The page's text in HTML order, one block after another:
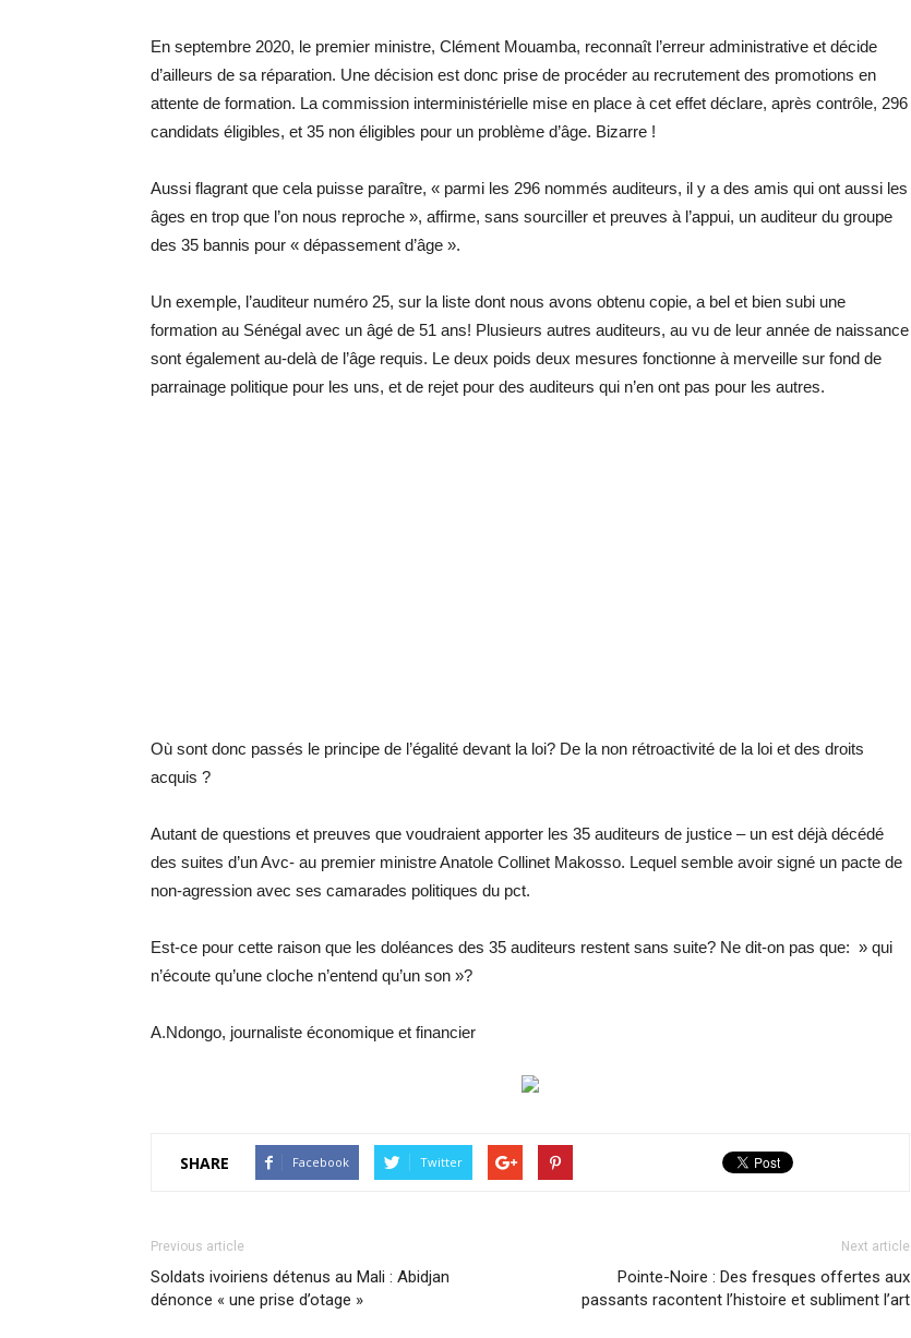
En septembre 2020, le premier ministre, Clément Mouamba, reconnaît l’erreur administrative et décide
d’ailleurs de sa réparation. Une décision est donc prise de procéder au recrutement des promotions en
attente de formation. La commission interministérielle mise en place à cet effet déclare, après contrôle, 296
candidats éligibles, et 35 non éligibles pour un problème d’âge. Bizarre !
Aussi flagrant que cela puisse paraître, « parmi les 296 nommés auditeurs, il y a des amis qui ont aussi les
âges en trop que l’on nous reproche », affirme, sans sourciller et preuves à l’appui, un auditeur du groupe
des 35 bannis pour « dépassement d’âge ».
Un exemple, l’auditeur numéro 25, sur la liste dont nous avons obtenu copie, a bel et bien subi une
formation au Sénégal avec un âgé de 51 ans! Plusieurs autres auditeurs, au vu de leur année de naissance
sont également au-delà de l’âge requis. Le deux poids deux mesures fonctionne à merveille sur fond de
parrainage politique pour les uns, et de rejet pour des auditeurs qui n’en ont pas pour les autres.
Où sont donc passés le principe de l’égalité devant la loi? De la non rétroactivité de la loi et des droits
acquis ?
Autant de questions et preuves que voudraient apporter les 35 auditeurs de justice – un est déjà décédé
des suites d’un Avc- au premier ministre Anatole Collinet Makosso. Lequel semble avoir signé un pacte de
non-agression avec ses camarades politiques du pct.
Est-ce pour cette raison que les doléances des 35 auditeurs restent sans suite? Ne dit-on pas que: » qui
n’écoute qu’une cloche n’entend qu’un son »?
A.Ndongo, journaliste économique et financier
SHARE Facebook Twitter
Previous article
Soldats ivoiriens détenus au Mali : Abidjan
dénonce « une prise d’otage »
Next article
Pointe-Noire : Des fresques offertes aux
passants racontent l’histoire et subliment l’art